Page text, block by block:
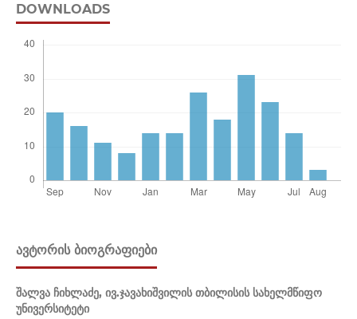
DOWNLOADS
ᲐᲕᲢᲝᲠᲘᲡ ᲑᲘᲝᲒᲠᲐᲤᲘᲔᲑᲘ
შალვა ჩიხლაძე, ივ.ჯავახიშვილის თბილისის სახელმწიფო
უნივერსიტეტი